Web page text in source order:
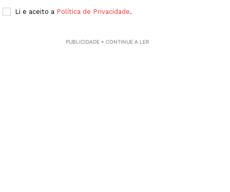
Li e aceito a Política de Privacidade.
PUBLICIDADE • CONTINUE A LER